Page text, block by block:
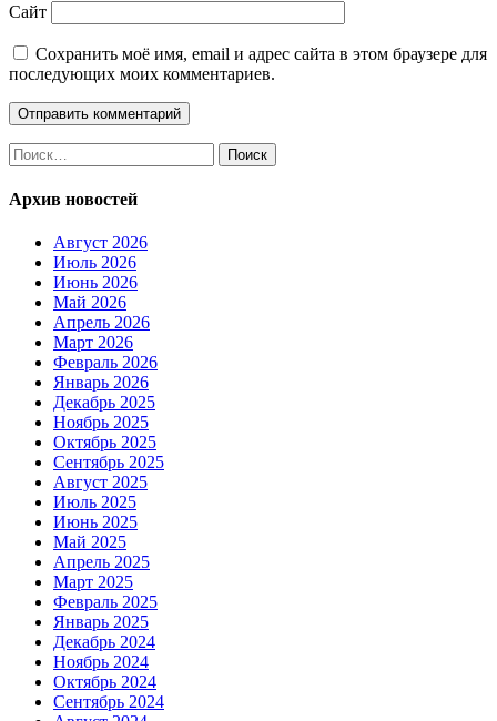
Сайт
Сохранить моё имя, email и адрес сайта в этом браузере для
последующих моих комментариев.
Найти:
Архив новостей
Август 2026
Июль 2026
Июнь 2026
Май 2026
Апрель 2026
Март 2026
Февраль 2026
Январь 2026
Декабрь 2025
Ноябрь 2025
Октябрь 2025
Сентябрь 2025
Август 2025
Июль 2025
Июнь 2025
Май 2025
Апрель 2025
Март 2025
Февраль 2025
Январь 2025
Декабрь 2024
Ноябрь 2024
Октябрь 2024
Сентябрь 2024